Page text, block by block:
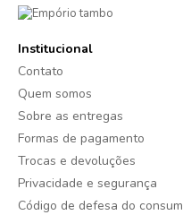
Institucional
Contato
Quem somos
Sobre as entregas
Formas de pagamento
Trocas e devoluções
Privacidade e segurança
Código de defesa do